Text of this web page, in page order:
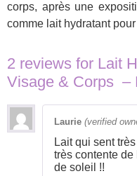
corps, après une
comme lait hydratant
2 reviews for Lait
Visage & Corps –
Laurie (verified
Lait qui sent
très contente de
de soleil !!